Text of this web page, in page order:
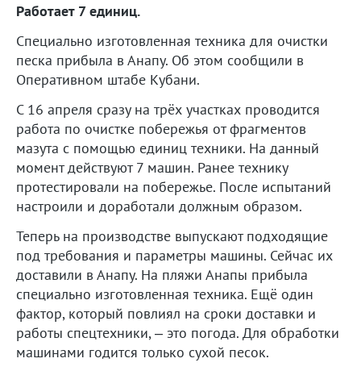
Работает 7 единиц.
Специально изготовленная техника для очистки
песка прибыла в Анапу. Об этом сообщили в
Оперативном штабе Кубани.
С 16 апреля сразу на трёх участках проводится
работа по очистке побережья от фрагментов
мазута с помощью единиц техники. На данный
момент действуют 7 машин. Ранее технику
протестировали на побережье. После испытаний
настроили и доработали должным образом.
Теперь на производстве выпускают подходящие
под требования и параметры машины. Сейчас их
доставили в Анапу. На пляжи Анапы прибыла
специально изготовленная техника. Ещё один
фактор, который повлиял на сроки доставки и
работы спецтехники, – это погода. Для обработки
машинами годится только сухой песок.